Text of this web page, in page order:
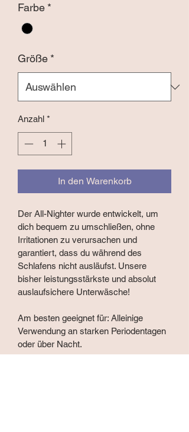
Farbe *
Größe *
Anzahl *
In den Warenkorb
Der All-Nighter wurde entwickelt, um
dich bequem zu umschließen, ohne
Irritationen zu verursachen und
garantiert, dass du während des
Schlafens nicht ausläufst. Unsere
bisher leistungsstärkste und absolut
auslaufsichere Unterwäsche!
Am besten geeignet für: Alleinige
Verwendung an starken Periodentagen
oder über Nacht.